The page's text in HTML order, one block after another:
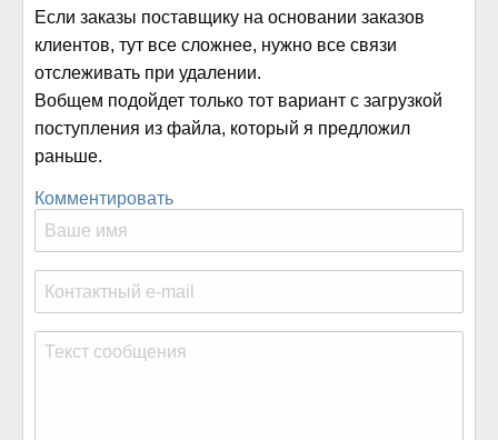
Если заказы поставщику на основании заказов
клиентов, тут все сложнее, нужно все связи
отслеживать при удалении.
Вобщем подойдет только тот вариант с загрузкой
поступления из файла, который я предложил
раньше.
Комментировать